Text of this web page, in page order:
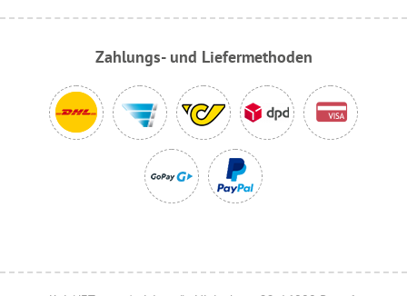
Zahlungs- und Liefermethoden